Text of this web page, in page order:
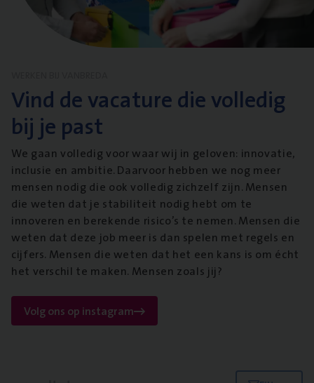
Vind de vacature die volledig
bij je past
We gaan volledig voor waar wij in geloven: innovatie,
inclusie en ambitie. Daarvoor hebben we nog meer
mensen nodig die ook volledig zichzelf zijn. Mensen
die weten dat je stabiliteit nodig hebt om te
innoveren en berekende risico’s te nemen. Mensen die
weten dat deze job meer is dan spelen met regels en
cijfers. Mensen die weten dat het een kans is om écht
het verschil te maken. Mensen zoals jij?
Volg ons op instagram